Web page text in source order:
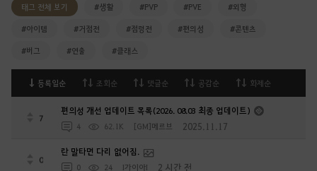
태그 전체 보기 #생활 #PVP #PVE #외형
#아이템 #거점전 #점령전 #편의성 #콘텐츠
#버그 #연출 #클래스
등록일순 조회순 댓글순 공감순 화제순
7
편의성 개선 업데이트 목록(2026. 08.03 최종 업데이트)
4 62.1K [GM]메르브 2025.11.17
0
란 말타면 다리 없어짐.
0 24 I가이아I 2 시간 전